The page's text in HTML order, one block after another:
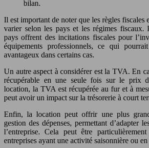
bilan.
Il est important de noter que les règles fiscales
varier selon les pays et les régimes fiscaux.
pays offrent des incitations fiscales pour
équipements professionnels, ce qui
avantageux dans certains cas.
Un autre aspect à considérer est la TVA. En
récupérable en une seule fois sur le prix
location, la TVA est récupérée au fur et à
peut avoir un impact sur la trésorerie à court
Enfin, la location peut offrir une plus
gestion des dépenses, permettant d’adapter
l’entreprise. Cela peut être
entreprises ayant une activité saisonnière ou